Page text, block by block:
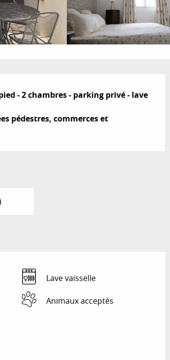
- 2 chambres - parking privé - lave
pédestres, commerces et
Lave vaisselle
Animaux acceptés